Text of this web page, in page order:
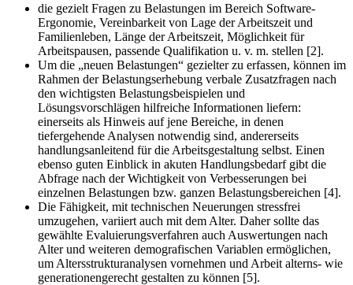
die gezielt Fragen zu Belastungen im Bereich Software-
Ergonomie, Vereinbarkeit von Lage der Arbeitszeit und
Familienleben, Länge der Arbeitszeit, Möglichkeit für
Arbeitspausen, passende Qualifikation u. v. m. stellen [2].
Um die „neuen Belastungen“ gezielter zu erfassen, können im
Rahmen der Belastungserhebung verbale Zusatzfragen nach
den wichtigsten Belastungsbeispielen und
Lösungsvorschlägen hilfreiche Informationen liefern:
einerseits als Hinweis auf jene Bereiche, in denen
tiefergehende Analysen notwendig sind, andererseits
handlungsanleitend für die Arbeitsgestaltung selbst. Einen
ebenso guten Einblick in akuten Handlungsbedarf gibt die
Abfrage nach der Wichtigkeit von Verbesserungen bei
einzelnen Belastungen bzw. ganzen Belastungsbereichen [4].
Die Fähigkeit, mit technischen Neuerungen stressfrei
umzugehen, variiert auch mit dem Alter. Daher sollte das
gewählte Evaluierungsverfahren auch Auswertungen nach
Alter und weiteren demografischen Variablen ermöglichen,
um Altersstrukturanalysen vornehmen und Arbeit alterns- wie
generationengerecht gestalten zu können [5].